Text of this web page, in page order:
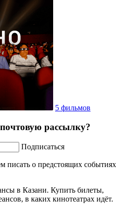
5 фильмов
рассылку?
Подписаться
писать о предстоящих событиях
в Казани. Купить билеты,
в каких кинотеатрах идёт.